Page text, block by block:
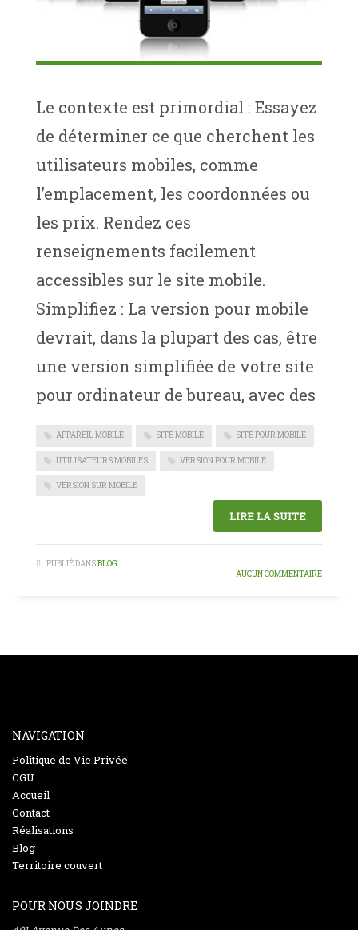
Le contexte est primordial : Essayez
de déterminer ce que cherchent les
utilisateurs mobiles, comme
l’emplacement, les coordonnées ou
les prix. Rendez ces
renseignements facilement
accessibles sur le site mobile.
Simplifiez : La version pour mobile
devrait, dans la plupart des cas, être
une version simplifiée de votre site
pour ordinateur de bureau, avec des
APPAREIL MOBILE SITE MOBILE SITE POUR MOBILE
UTILISATEURS MOBILES VERSION POUR MOBILE
VERSION SUR MOBILE
LIRE LA SUITE
PUBLIÉ DANSBLOG
AUCUN COMMENTAIRE
NAVIGATION
Politique de Vie Privée
CGU
Accueil
Contact
Réalisations
Blog
Territoire couvert
POUR NOUS JOINDRE